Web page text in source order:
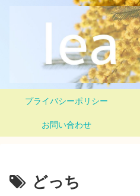
プライバシーポリシー
お問い合わせ
どっち